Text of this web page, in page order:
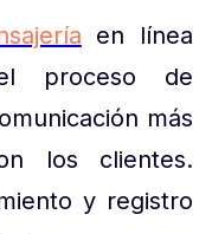
en línea
proceso de
más
los clientes.
y registro